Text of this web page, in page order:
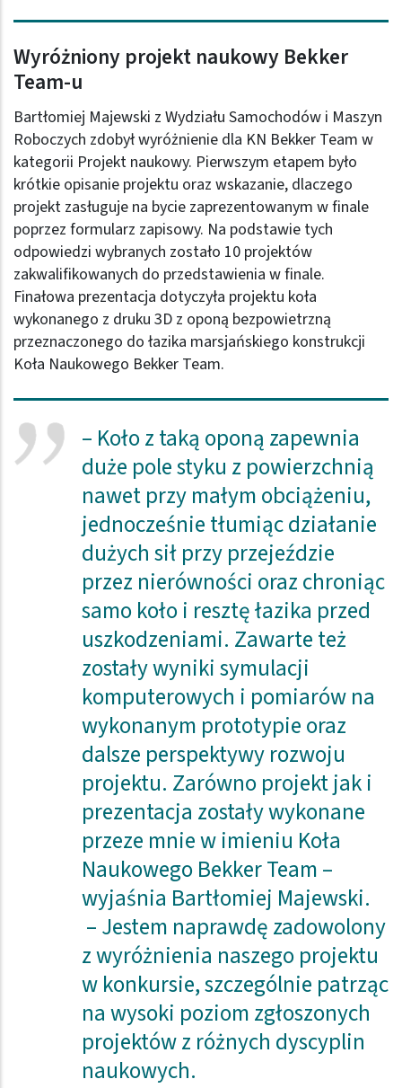
Wyróżniony projekt naukowy Bekker
Team-u
Bartłomiej Majewski z Wydziału Samochodów i Maszyn
Roboczych zdobył wyróżnienie dla KN Bekker Team w
kategorii Projekt naukowy. Pierwszym etapem było
krótkie opisanie projektu oraz wskazanie, dlaczego
projekt zasługuje na bycie zaprezentowanym w finale
poprzez formularz zapisowy. Na podstawie tych
odpowiedzi wybranych zostało 10 projektów
zakwalifikowanych do przedstawienia w finale.
Finałowa prezentacja dotyczyła projektu koła
wykonanego z druku 3D z oponą bezpowietrzną
przeznaczonego do łazika marsjańskiego konstrukcji
Koła Naukowego Bekker Team.
– Koło z taką oponą zapewnia
duże pole styku z powierzchnią
nawet przy małym obciążeniu,
jednocześnie tłumiąc działanie
dużych sił przy przejeździe
przez nierówności oraz chroniąc
samo koło i resztę łazika przed
uszkodzeniami. Zawarte też
zostały wyniki symulacji
komputerowych i pomiarów na
wykonanym prototypie oraz
dalsze perspektywy rozwoju
projektu. Zarówno projekt jak i
prezentacja zostały wykonane
przeze mnie w imieniu Koła
Naukowego Bekker Team –
wyjaśnia Bartłomiej Majewski.
– Jestem naprawdę zadowolony
z wyróżnienia naszego projektu
w konkursie, szczególnie patrząc
na wysoki poziom zgłoszonych
projektów z różnych dyscyplin
naukowych.